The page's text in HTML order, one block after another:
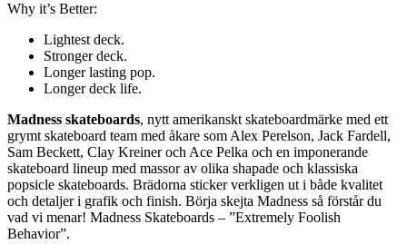
Why it’s Better:
Lightest deck.
Stronger deck.
Longer lasting pop.
Longer deck life.
Madness skateboards, nytt amerikanskt skateboardmärke med ett
grymt skateboard team med åkare som Alex Perelson, Jack Fardell,
Sam Beckett, Clay Kreiner och Ace Pelka och en imponerande
skateboard lineup med massor av olika shapade och klassiska
popsicle skateboards. Brädorna sticker verkligen ut i både kvalitet
och detaljer i grafik och finish. Börja skejta Madness så förstår du
vad vi menar! Madness Skateboards – ”Extremely Foolish
Behavior”.